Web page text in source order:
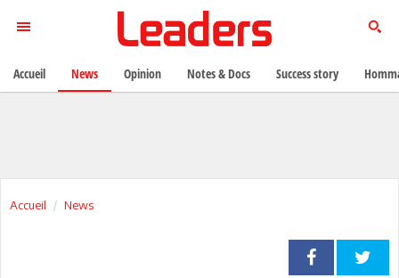
Accueil News
Accueil News Opinion Notes & Docs Success story